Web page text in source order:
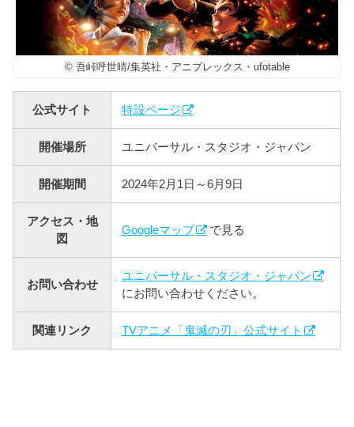
© 吾峠呼世晴/集英社・アニプレックス・ufotable
公式サイト 特設ページ
開催場所 ユニバーサル・スタジオ・ジャパン
開催期間 2024年2月1日～6月9日
アクセス・地
図
Googleマップ で見る
お問い合わせ
ユニバーサル・スタジオ・ジャパン
にお問い合わせください。
関連リンク TVアニメ「鬼滅の刃」公式サイト